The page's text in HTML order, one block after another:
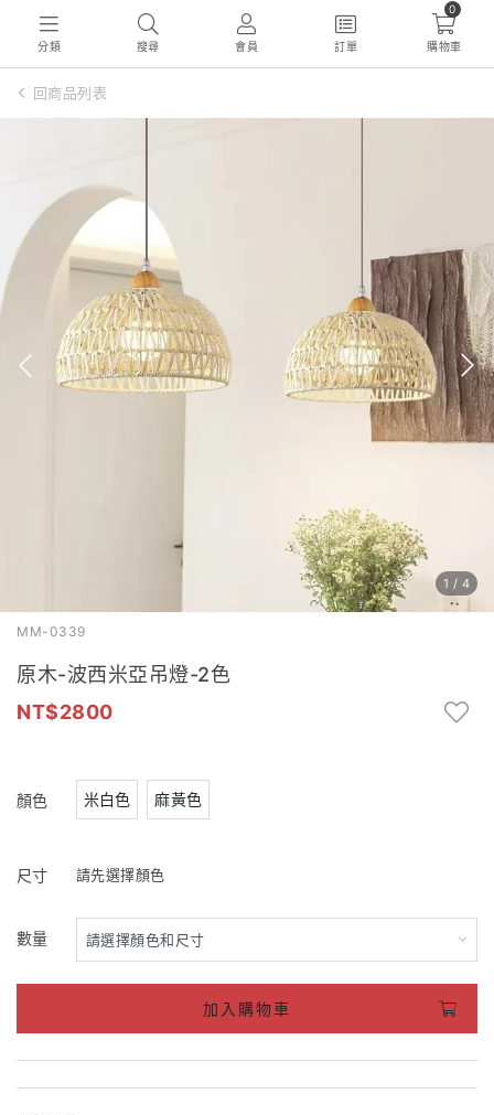
分類 搜尋 會員 訂單
0
購物車
回商品列表
1 / 4
MM-0339
原木-波西米亞吊燈-2色
2800
顏色 米白色 麻黃色
尺寸 請先選擇顏色
數量
加入購物車